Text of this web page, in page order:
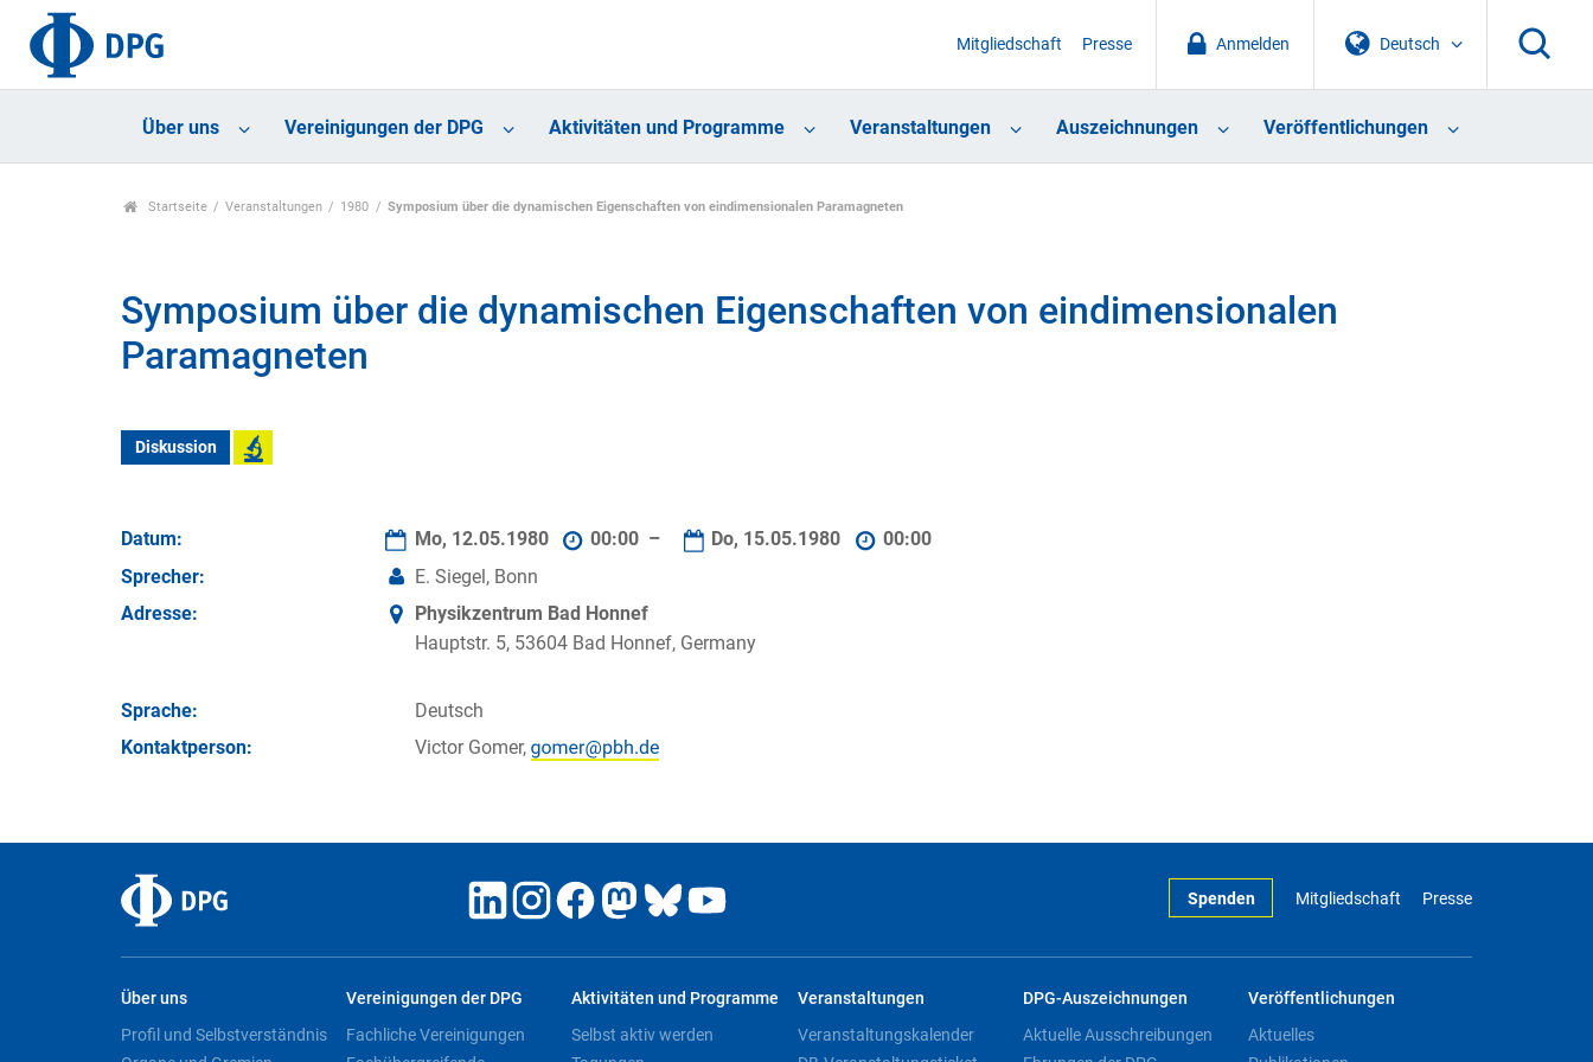
Deutsch
Anmelden
Mitgliedschaft Presse
Über uns Vereinigungen der DPG Aktivitäten und Programme Veranstaltungen Auszeichnungen Veröffentlichungen
Startseite Veranstaltungen 1980 Symposium über die dynamischen Eigenschaften von eindimensionalen Paramagneten
Symposium über die dynamischen Eigenschaften von eindimensionalen
Paramagneten
Diskussion
Datum: Mo, 12.05.1980 00:00 – Do, 15.05.1980
00:00
Sprecher:
E. Siegel, Bonn
Adresse:
Physikzentrum Bad Honnef
Hauptstr. 5, 53604 Bad Honnef, Germany
Sprache:
Deutsch
Kontakt­person:
Victor Gomer,
Spenden Mitgliedschaft Presse
Über uns
Profil und Selbstverständnis
Vereinigungen der DPG
Fachliche Vereinigungen
Aktivitäten und Programme
Selbst aktiv werden
Veranstaltungen
Veranstaltungskalender
DPG-Auszeichnungen
Aktuelle Ausschreibungen
Veröffentlichungen
Aktuelles